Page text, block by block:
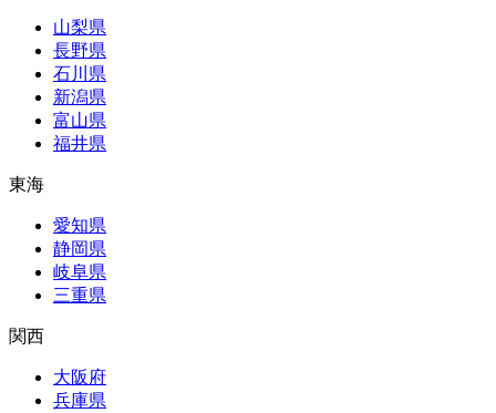
山梨県
長野県
石川県
新潟県
富山県
福井県
東海
愛知県
静岡県
岐阜県
三重県
関西
大阪府
兵庫県